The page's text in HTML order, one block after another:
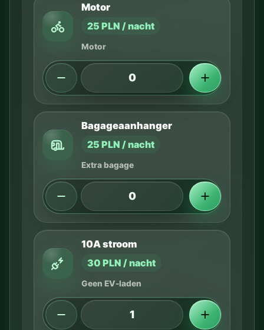
Motor
25 PLN / nacht
Motor
Bagageaanhanger
25 PLN / nacht
Extra bagage
10A stroom
30 PLN / nacht
Geen EV-laden